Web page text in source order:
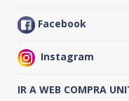
Facebook
Instagram
IR A WEB COMPRA